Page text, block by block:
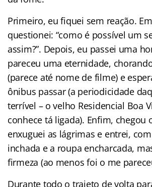
Primeiro, eu fiquei sem reação.
questionei: “como é possível um
assim?”. Depois, eu passei uma
pareceu uma eternidade,
(parece até nome de filme) e
ônibus passar (a periodicidade
terrível – o velho Residencial Boa
conhece tá ligada). Enfim, chegou
enxuguei as lágrimas e entrei,
inchada e a roupa encharcada,
firmeza (ao menos foi o me
Durante todo o trajeto de volta